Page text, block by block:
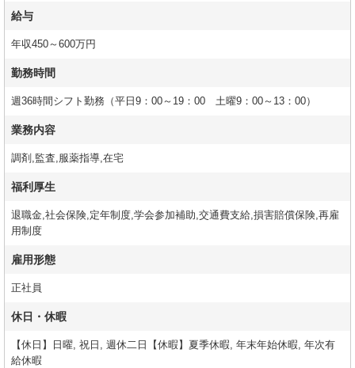
給与
年収450～600万円
勤務時間
週36時間シフト勤務（平日9：00～19：00 土曜9：00～13：00）
業務内容
調剤,監査,服薬指導,在宅
福利厚生
退職金,社会保険,定年制度,学会参加補助,交通費支給,損害賠償保険,再雇
用制度
雇用形態
正社員
休日・休暇
【休日】日曜, 祝日, 週休二日【休暇】夏季休暇, 年末年始休暇, 年次有
給休暇